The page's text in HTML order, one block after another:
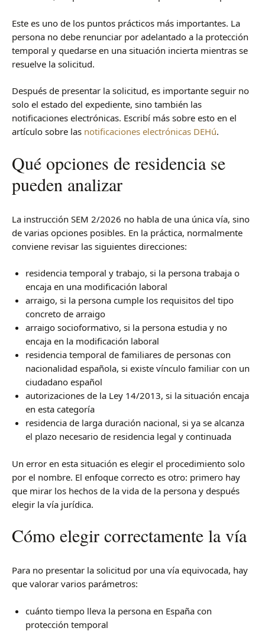
Este es uno de los puntos prácticos más importantes. La
persona no debe renunciar por adelantado a la protección
temporal y quedarse en una situación incierta mientras se
resuelve la solicitud.
Después de presentar la solicitud, es importante seguir no
solo el estado del expediente, sino también las
notificaciones electrónicas. Escribí más sobre esto en el
artículo sobre las notificaciones electrónicas DEHú.
Qué opciones de residencia se
pueden analizar
La instrucción SEM 2/2026 no habla de una única vía, sino
de varias opciones posibles. En la práctica, normalmente
conviene revisar las siguientes direcciones:
residencia temporal y trabajo, si la persona trabaja o
encaja en una modificación laboral
arraigo, si la persona cumple los requisitos del tipo
concreto de arraigo
arraigo socioformativo, si la persona estudia y no
encaja en la modificación laboral
residencia temporal de familiares de personas con
nacionalidad española, si existe vínculo familiar con un
ciudadano español
autorizaciones de la Ley 14/2013, si la situación encaja
en esta categoría
residencia de larga duración nacional, si ya se alcanza
el plazo necesario de residencia legal y continuada
Un error en esta situación es elegir el procedimiento solo
por el nombre. El enfoque correcto es otro: primero hay
que mirar los hechos de la vida de la persona y después
elegir la vía jurídica.
Cómo elegir correctamente la vía
Para no presentar la solicitud por una vía equivocada, hay
que valorar varios parámetros:
cuánto tiempo lleva la persona en España con
protección temporal